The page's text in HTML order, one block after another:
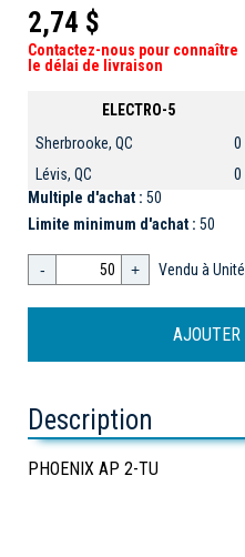
2,74 $
Contactez-nous pour connaître
le délai de livraison
ELECTRO-5
Sherbrooke, QC
0
Lévis, QC
0
Multiple d'achat : 50
Limite minimum d'achat : 50
- + Vendu à Unité
Description
PHOENIX AP 2-TU